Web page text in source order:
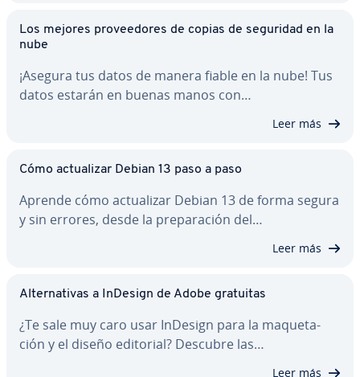
Los mejores pro­vee­do­res de copias de seguridad en la
nube
¡Asegura tus datos de manera fiable en la nube! Tus
datos estarán en buenas manos con…
Leer más
Cómo ac­tua­li­zar Debian 13 paso a paso
Aprende cómo ac­tua­li­zar Debian 13 de forma segura
y sin errores, desde la pre­pa­ra­ción del…
Leer más
Al­te­r­na­ti­vas a InDesign de Adobe gratuitas
¿Te sale muy caro usar InDesign para la ma­que­ta­
ción y el diseño editorial? Descubre las…
Leer más